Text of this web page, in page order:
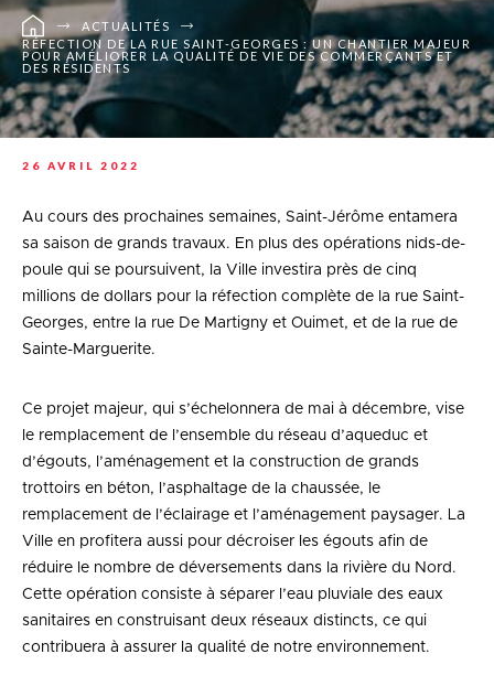
ACTUALITÉS
RÉFECTION DE LA RUE SAINT-GEORGES : UN CHANTIER MAJEUR
POUR AMÉLIORER LA QUALITÉ DE VIE DES COMMERÇANTS ET
DES RÉSIDENTS
26 AVRIL 2022
Au cours des prochaines semaines, Saint-Jérôme entamera
sa saison de grands travaux. En plus des opérations nids-de-
poule qui se poursuivent, la Ville investira près de cinq
millions de dollars pour la réfection complète de la rue Saint-
Georges, entre la rue De Martigny et Ouimet, et de la rue de
Sainte-Marguerite.
Ce projet majeur, qui s’échelonnera de mai à décembre, vise
le remplacement de l’ensemble du réseau d’aqueduc et
d’égouts, l’aménagement et la construction de grands
trottoirs en béton, l’asphaltage de la chaussée, le
remplacement de l’éclairage et l’aménagement paysager. La
Ville en profitera aussi pour décroiser les égouts afin de
réduire le nombre de déversements dans la rivière du Nord.
Cette opération consiste à séparer l’eau pluviale des eaux
sanitaires en construisant deux réseaux distincts, ce qui
contribuera à assurer la qualité de notre environnement.